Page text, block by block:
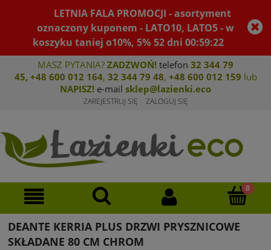
LETNIA FALA PROMOCJI - asortyment
oznaczony kuponem - LATO10, LATO5 - w
koszyku taniej o10%, 5% 52dni00:59:22
MASZ PYTANIA? ZADZWOŃ! telefon 32 344 79
45, +48 600 012 164, 32 344 79 48, +48 600 012 159 lub
NAPISZ! e-mail sklep@lazienki.eco
ZAREJESTRUJ SIĘ ZALOGUJ SIĘ
DEANTE KERRIA PLUS DRZWI PRYSZNICOWE
SKŁADANE 80 CM CHROM